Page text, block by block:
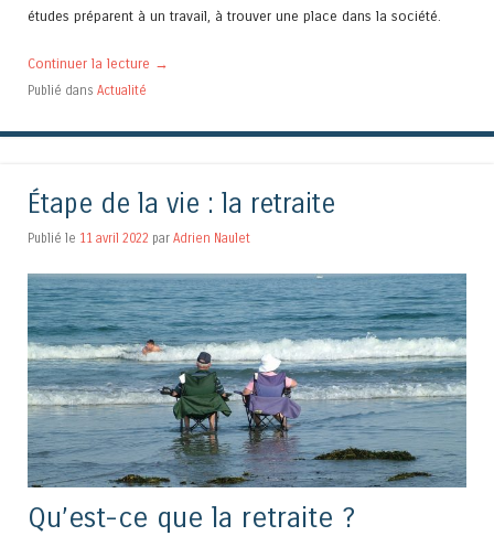
études préparent à un travail, à trouver une place dans la société.
Continuer la lecture →
Publié dans Actualité
Étape de la vie : la retraite
Publié le 11 avril 2022 par Adrien Naulet
Qu’est-ce que la retraite ?